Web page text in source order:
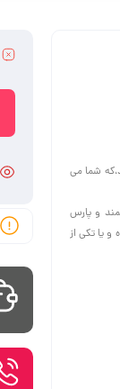
شما می
ضمانت کیفیت و کارایی می باشد ، این قطعه مناسب برای انواع پژو 405،سمند و پارس
یا تکی از